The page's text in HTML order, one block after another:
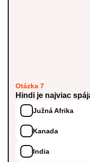
Otázka 7
Hindi je najviac
Južná Afrika
Kanada
India